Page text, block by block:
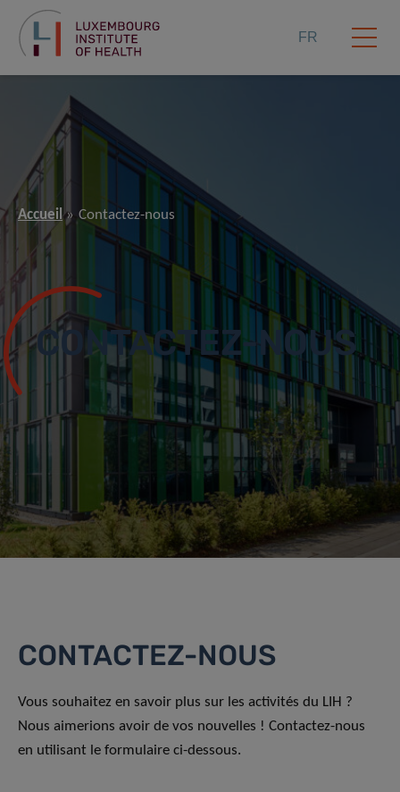
FR
Accueil Contactez-nous
CONTACTEZ-NOUS
CONTACTEZ-NOUS
Vous souhaitez en savoir plus sur les activités du LIH ?
Nous aimerions avoir de vos nouvelles ! Contactez-nous
en utilisant le formulaire ci-dessous.